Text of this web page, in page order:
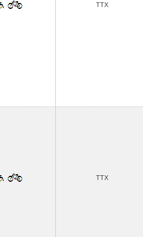
TTX
TTX